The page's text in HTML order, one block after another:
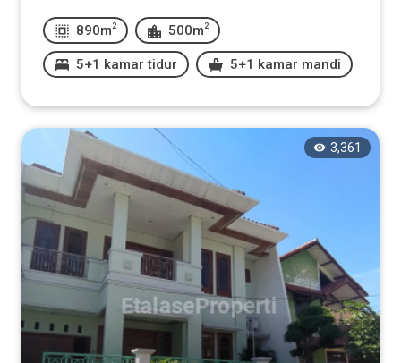
890m 2 500m 2
5+1 kamar tidur 5+1 kamar mandi
3,361